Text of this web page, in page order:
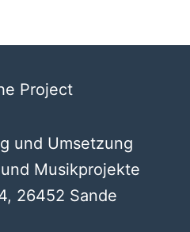
Project
und Umsetzung
Musikprojekte
26452 Sande